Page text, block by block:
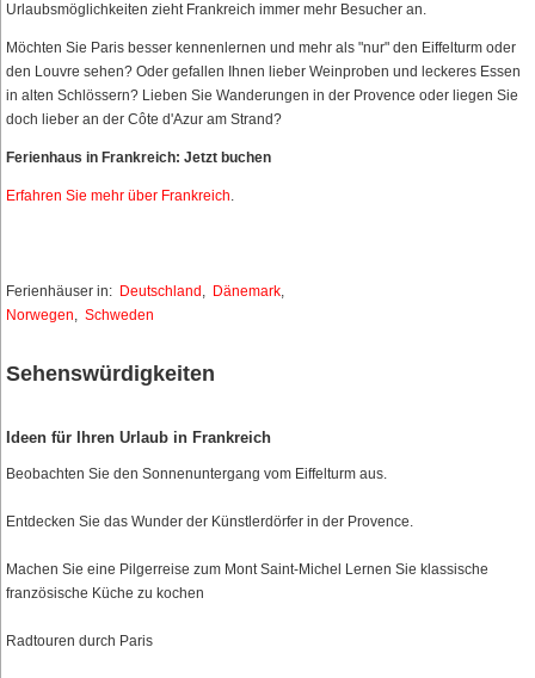
Urlaubsmöglichkeiten zieht Frankreich immer mehr Besucher an.
Möchten Sie Paris besser kennenlernen und mehr als "nur" den Eiffelturm oder
den Louvre sehen? Oder gefallen Ihnen lieber Weinproben und leckeres Essen
in alten Schlössern? Lieben Sie Wanderungen in der Provence oder liegen Sie
doch lieber an der Côte d'Azur am Strand?
Ferienhaus in Frankreich: Jetzt buchen
Erfahren Sie mehr über Frankreich.
Ferienhäuser in: Deutschland , Dänemark,
Norwegen, Schweden
Sehenswürdigkeiten
Ideen für Ihren Urlaub in Frankreich
Beobachten Sie den Sonnenuntergang vom Eiffelturm aus.
Entdecken Sie das Wunder der Künstlerdörfer in der Provence.
Machen Sie eine Pilgerreise zum Mont Saint-Michel Lernen Sie klassische
französische Küche zu kochen
Radtouren durch Paris